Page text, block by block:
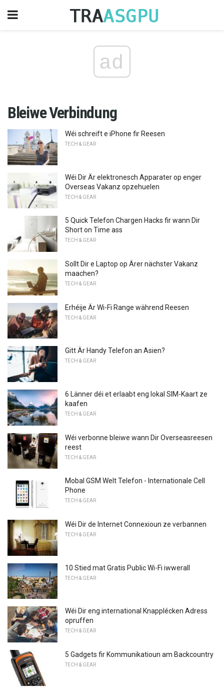
ad
Bleiwe Verbindung
Wéi schreift e iPhone fir Reesen
TECH & GEAR
Wéi Dir Är elektronesch Apparater op enger
Overseas Vakanz opzehuelen
TECH & GEAR
5 Quick Telefon Chargen Hacks fir wann Dir
Short on Time ass
TECH & GEAR
Sollt Dir e Laptop op Ärer nächster Vakanz
maachen?
TECH & GEAR
Erhéije Är Wi-Fi Range während Reesen
TECH & GEAR
Gitt Är Handy Telefon an Asien?
TECH & GEAR
6 Länner déi et erlaabt eng lokal SIM-Kaart ze
kaafen
TECH & GEAR
Wéi verbonne bleiwe wann Dir Overseasreesen
reest
TECH & GEAR
Mobal GSM Welt Telefon - Internationale Cell
Phone
TECH & GEAR
Wéi Dir de Internet Connexioun ze verbannen
TECH & GEAR
10 Stied mat Gratis Public Wi-Fi iwwerall
TECH & GEAR
Wéi Dir eng international Knapplécken Adress
opruffen
TECH & GEAR
5 Gadgets fir Kommunikatioun am Backcountry
TECH & GEAR